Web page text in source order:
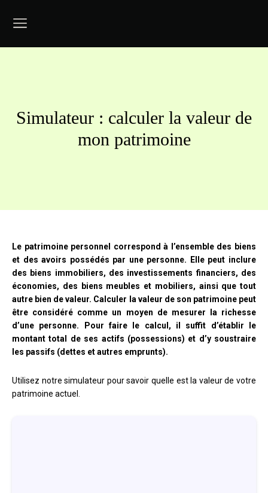
Simulateur : calculer la valeur de
mon patrimoine
Le patrimoine personnel correspond à l’ensemble des biens
et des avoirs possédés par une personne. Elle peut inclure
des biens immobiliers, des investissements financiers, des
économies, des biens meubles et mobiliers, ainsi que tout
autre bien de valeur. Calculer la valeur de son patrimoine peut
être considéré comme un moyen de mesurer la richesse
d’une personne. Pour faire le calcul, il suffit d’établir le
montant total de ses actifs (possessions) et d’y soustraire
les passifs (dettes et autres emprunts).
Utilisez notre simulateur pour savoir quelle est la valeur de votre
patrimoine actuel.